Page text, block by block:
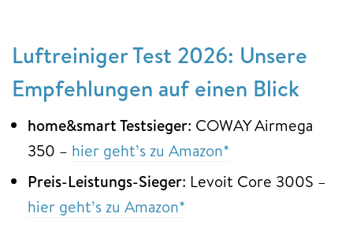
Luftreiniger Test 2026: Unsere
Empfehlungen auf einen Blick
home&smart Testsieger: COWAY Airmega
350 – hier geht’s zu Amazon*
Preis-Leistungs-Sieger: Levoit Core 300S –
hier geht’s zu Amazon*